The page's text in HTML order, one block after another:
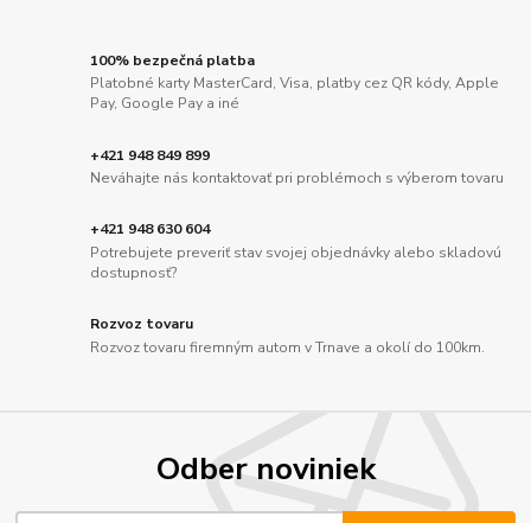
100% bezpečná platba
Platobné karty MasterCard, Visa, platby cez QR kódy, Apple
Pay, Google Pay a iné
+421 948 849 899
Neváhajte nás kontaktovať pri problémoch s výberom tovaru
+421 948 630 604
Potrebujete preveriť stav svojej objednávky alebo skladovú
dostupnosť?
Rozvoz tovaru
Rozvoz tovaru firemným autom v Trnave a okolí do 100km.
Odber noviniek